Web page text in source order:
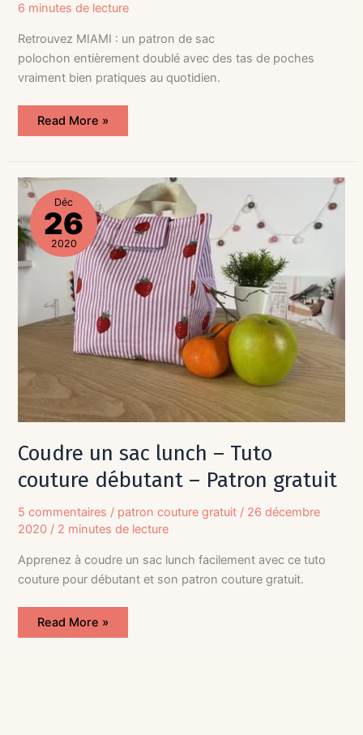
6 minutes de lecture
Retrouvez MIAMI : un patron de sac
polochon entièrement doublé avec des tas de poches
vraiment bien pratiques au quotidien.
Read More »
Déc
26
2020
Coudre un sac lunch – Tuto
couture débutant – Patron gratuit
5 commentaires / patron couture gratuit / 26 décembre
2020 / 2 minutes de lecture
Apprenez à coudre un sac lunch facilement avec ce tuto
couture pour débutant et son patron couture gratuit.
Coudre
un
sac
lunch
Tuto
couture
débutant
Patron
gratuit
Read More »